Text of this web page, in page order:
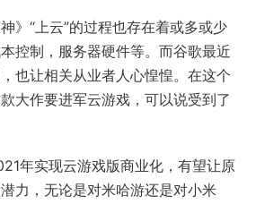
》“上云”的过程也存在着或多或少
控制，服务器硬件等。而谷歌最近
也让相关从业者人心惶惶。在这个
大作要进军云游戏，可以说受到了
年实现云游戏版商业化，有望让原
力，无论是对米哈游还是对小米